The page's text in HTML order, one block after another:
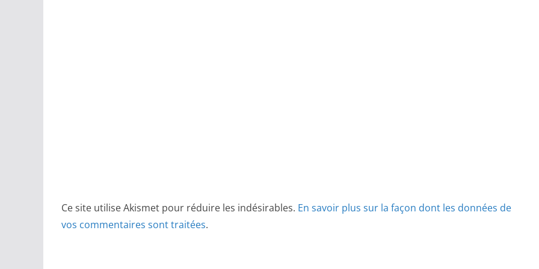
Ce site utilise Akismet pour réduire les indésirables. En savoir plus sur la façon dont les données de
vos commentaires sont traitées.